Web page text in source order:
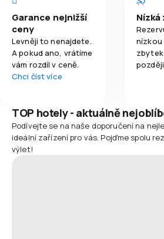
Garance nejnižší
ceny
Levněji to nenajdete.
A pokud ano, vrátíme
vám rozdíl v ceně.
Chci číst více
Nízká
nízkou
TOP hotely - aktuálně
Podívejte se na naše doporučení na
ideální zařízení pro vás. Pojďme spolu
výlet!